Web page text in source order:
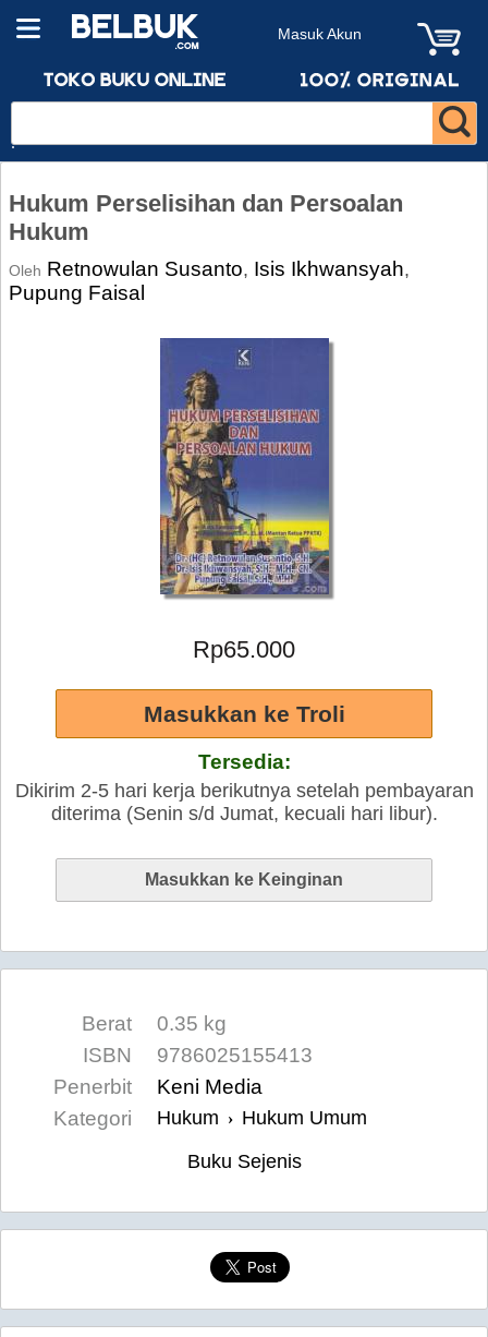
Masuk Akun
Hukum Perselisihan dan Persoalan
Hukum
Oleh Retnowulan Susanto, Isis Ikhwansyah,
Pupung Faisal
Rp65.000
Tersedia:
Dikirim 2-5 hari kerja berikutnya setelah pembayaran
diterima (Senin s/d Jumat, kecuali hari libur).
Berat
0.35 kg
ISBN
9786025155413
Penerbit
Keni Media
Kategori
Hukum › Hukum Umum
Buku Sejenis